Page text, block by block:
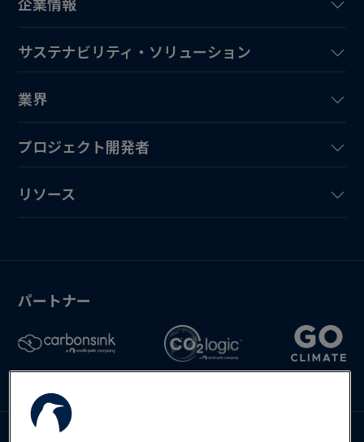
Deutsch
English
Español
企業情報
サステナビリティ・ソリューション
業界
プロジェクト開発者
リソース
パートナー